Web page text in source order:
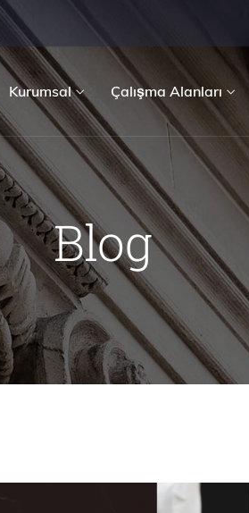
Kurumsal Çalışma Alanları
Blog